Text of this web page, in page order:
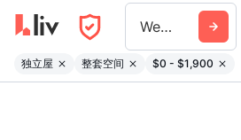
West Vancouver
独立屋 整套空间 $0 - $1,900